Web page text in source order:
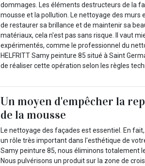
dommages. Les éléments destructeurs de la
mousse et la pollution. Le nettoyage des murs
de restaurer sa brillance et de maintenir sa
matériaux, cela n'est pas sans risque. Il vaut
expérimentés, comme le professionnel du
HELFRITT Samy peinture 85 situé à Saint
de réaliser cette opération selon les règles
Un moyen d'empêcher la
de la mousse
Le nettoyage des façades est essentiel. En
un rôle très important dans l'esthétique de
Samy peinture 85, nous éliminons totalement
Nous pulvérisons un produit sur la zone de